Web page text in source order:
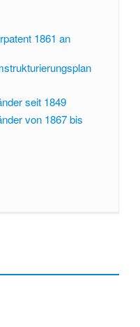
1861 an
seit 1849
von 1867 bis